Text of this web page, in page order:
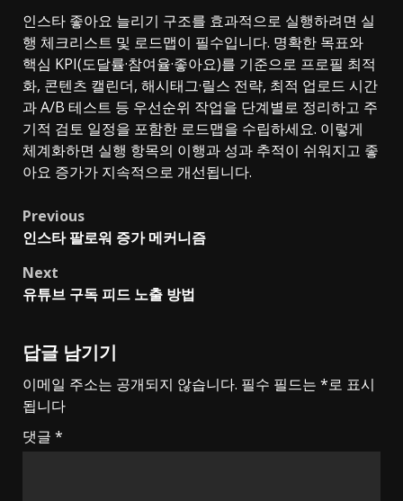
인스타 좋아요 늘리기 구조를 효과적으로 실행하려면 실
행 체크리스트 및 로드맵이 필수입니다. 명확한 목표와
핵심 KPI(도달률·참여율·좋아요)를 기준으로 프로필 최적
화, 콘텐츠 캘린더, 해시태그·릴스 전략, 최적 업로드 시간
과 A/B 테스트 등 우선순위 작업을 단계별로 정리하고 주
기적 검토 일정을 포함한 로드맵을 수립하세요. 이렇게
체계화하면 실행 항목의 이행과 성과 추적이 쉬워지고 좋
아요 증가가 지속적으로 개선됩니다.
Post
Previous
인스타 팔로워 증가 메커니즘
Next
유튜브 구독 피드 노출 방법
답글 남기기
이메일 주소는 공개되지 않습니다. 필수 필드는 *로 표시
됩니다
댓글 *